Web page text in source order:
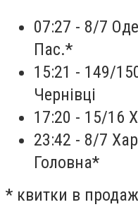
07:27 - 8/7
Пас.*
15:21 - 149/
Чернівці
17:20 - 15/16
23:42 - 8/7
Головна*‍
* квитки в